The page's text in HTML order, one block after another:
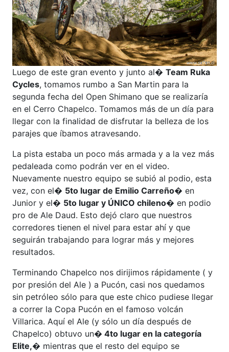
Luego de este gran evento y junto al� Team Ruka
Cycles, tomamos rumbo a San Martin para la
segunda fecha del Open Shimano que se realizaría
en el Cerro Chapelco. Tomamos más de un día para
llegar con la finalidad de disfrutar la belleza de los
parajes que íbamos atravesando.
La pista estaba un poco más armada y a la vez más
pedaleada como podrán ver en el video.
Nuevamente nuestro equipo se subió al podio, esta
vez, con el� 5to lugar de Emilio Carreño� en
Junior y el� 5to lugar y ÚNICO chileno� en podio
pro de Ale Daud. Esto dejó claro que nuestros
corredores tienen el nivel para estar ahí y que
seguirán trabajando para lograr más y mejores
resultados.
Terminando Chapelco nos dirijimos rápidamente ( y
por presión del Ale ) a Pucón, casi nos quedamos
sin petróleo sólo para que este chico pudiese llegar
a correr la Copa Pucón en el famoso volcán
Villarica. Aquí el Ale (y sólo un día después de
Chapelco) obtuvo un� 4to lugar en la categoría
Elite,� mientras que el resto del equipo se